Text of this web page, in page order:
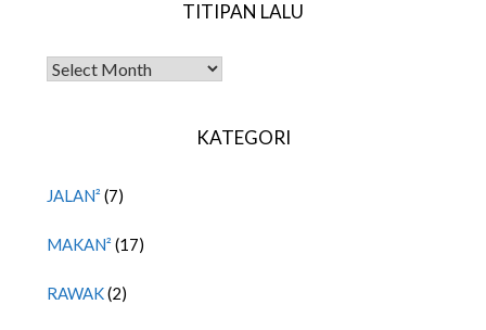
TITIPAN LALU
TITIPAN LALU
KATEGORI
JALAN² (7)
MAKAN² (17)
RAWAK(2)